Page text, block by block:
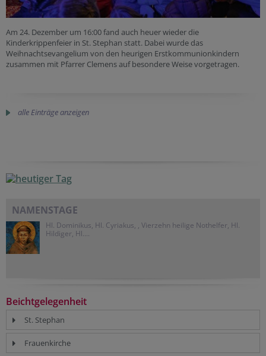
Am 24. Dezember um 16:00 fand auch heuer wieder die
Kinderkrippenfeier in St. Stephan statt. Dabei wurde das
Weihnachtsevangelium von den heurigen Erstkommunionkindern
zusammen mit Pfarrer Clemens auf besondere Weise vorgetragen.
alle Einträge anzeigen
NAMENSTAGE
Hl. Dominikus, Hl. Cyriakus, , Vierzehn heilige Nothelfer, Hl.
Hildiger, Hl....
Beichtgelegenheit
St. Stephan
Frauenkirche